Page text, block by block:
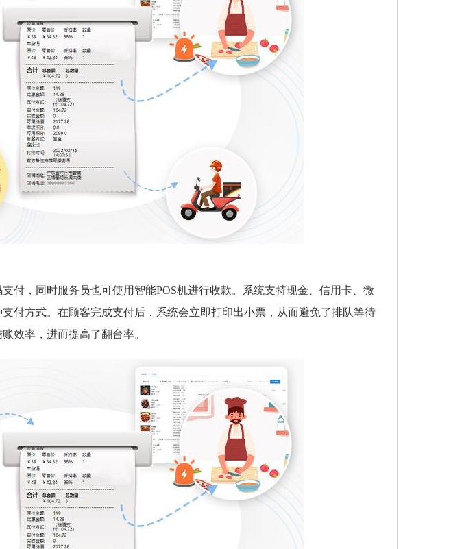
付，同时服务员也可使用智能POS机进行收款。系统支持现金、信用卡、微
付方式。在顾客完成支付后，系统会立即打印出小票，从而避免了排队等待
效率，进而提高了翻台率。